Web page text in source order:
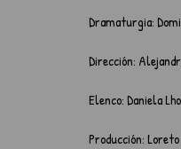
Dramaturgia:
Dirección:
Elenco: Daniela
Producción: